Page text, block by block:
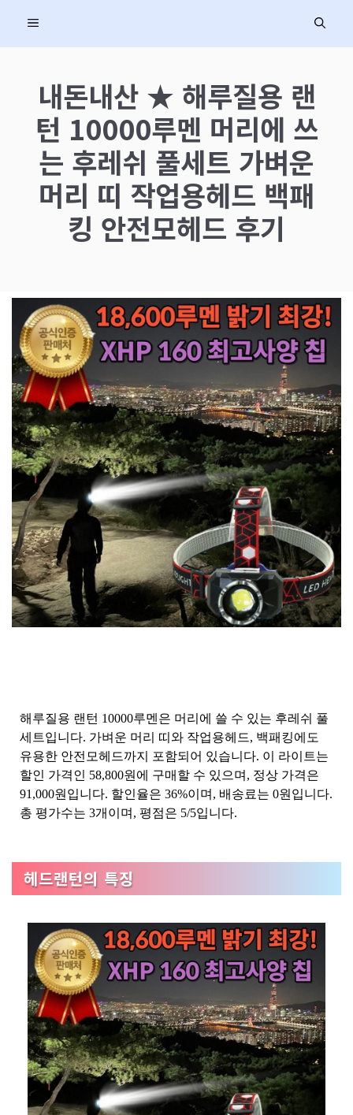
MENU
내돈내산 ★ 해루질용 랜
턴 10000루멘 머리에 쓰
는 후레쉬 풀세트 가벼운
머리 띠 작업용헤드 백패
킹 안전모헤드 후기
해루질용 랜턴 10000루멘은 머리에 쓸 수 있는 후레쉬 풀
세트입니다. 가벼운 머리 띠와 작업용헤드, 백패킹에도
유용한 안전모헤드까지 포함되어 있습니다. 이 라이트는
할인 가격인 58,800원에 구매할 수 있으며, 정상 가격은
91,000원입니다. 할인율은 36%이며, 배송료는 0원입니다.
총 평가수는 3개이며, 평점은 5/5입니다.
헤드랜턴의 특징